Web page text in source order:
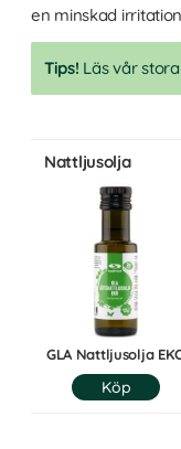
en minskad
Tips! Läs vår
Nattljusolja
GLA Nattljusolja